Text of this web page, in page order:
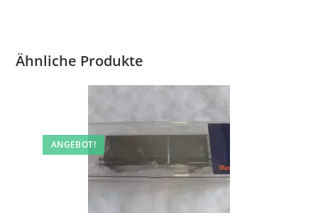
Ähnliche Produkte
ANGEBOT!